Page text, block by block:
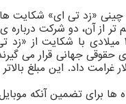
چینی «زد تی ای»
تر از آن، دو شرکت
یابد، ضروری هستند. سامسونگ در
ها برای تضمین آنکه